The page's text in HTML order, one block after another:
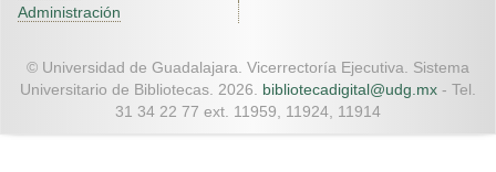
Administración
© Universidad de Guadalajara. Vicerrectoría Ejecutiva. Sistema
Universitario de Bibliotecas. 2026. bibliotecadigital@udg.mx - Tel.
31 34 22 77 ext. 11959, 11924, 11914